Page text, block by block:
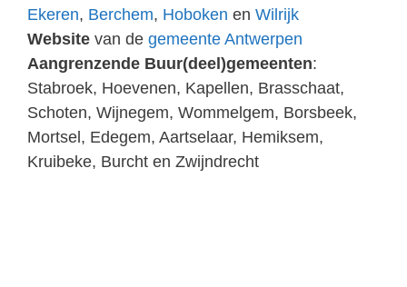
Ekeren, Berchem, Hoboken en Wilrijk
Website van de gemeente Antwerpen
Aangrenzende Buur(deel)gemeenten:
Stabroek, Hoevenen, Kapellen, Brasschaat,
Schoten, Wijnegem, Wommelgem, Borsbeek,
Mortsel, Edegem, Aartselaar, Hemiksem,
Kruibeke, Burcht en Zwijndrecht